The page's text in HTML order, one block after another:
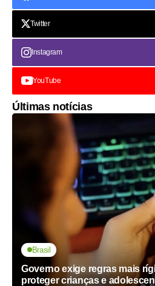
Twitter
Instagram
YouTube
Últimas notícias
Brasil
Governo exige regras mais
proteger crianças e